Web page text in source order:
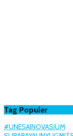
Tag Populer
#UNESAINOVASIUM